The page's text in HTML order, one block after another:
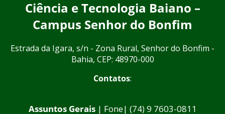
Ciência e Tecnologia Baiano –
Campus Senhor do Bonfim
Estrada da Igara, s/n - Zona Rural, Senhor do Bonfim -
Bahia, CEP: 48970-000
Contatos:
Assuntos Gerais | Fone| (74) 9 7603-0811